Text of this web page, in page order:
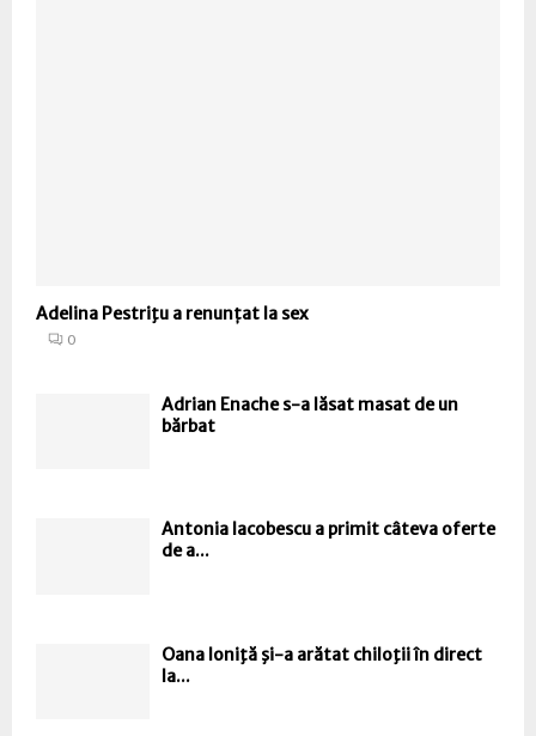
Adelina Pestriţu a renunțat la sex
0
Adrian Enache s-a lăsat masat de un
bărbat
Antonia Iacobescu a primit câteva oferte
de a...
Oana Ioniţă şi-a arătat chiloţii în direct
la...